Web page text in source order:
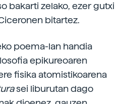
bakarti zelako, ezer gutxi
bitartez.
poema-lan handia
epikureoaren
fisika atomistikoarena
sei liburutan dago